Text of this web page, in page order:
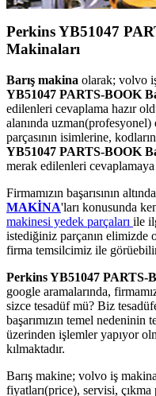
Perkins YB51047
Makinaları
Barış makina olarak; volvo
YB51047 PARTS-BOOK
edilenleri cevaplama hazır
alanında
parçasının isimlerine,
YB51047 PARTS-BOOK
merak edilenleri cevaplamaya
Firmamızın başarısının
MAKİNA'ları konusunda
makinesi yedek parçaları ile
istediğiniz parçanın elimizde
firma temsilcimiz ile
Perkins YB51047 PARTS-
google aramalarında,
sizce tesadüf mü? Biz
başarımızın temel nedeninin
üzerinden işlemler yapıyor
kılmaktadır.
Barış makine; volvo iş
fiyatları(price), servisi,